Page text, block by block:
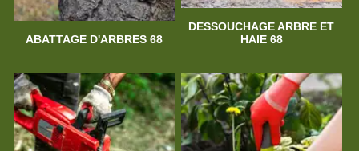
ABATTAGE D'ARBRES 68
DESSOUCHAGE ARBRE ET
HAIE 68